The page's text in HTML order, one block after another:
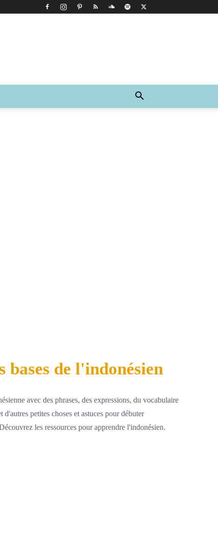
bases de l'indonésien
avec des phrases, des expressions, du vocabulaire
petites choses et astuces pour débuter
les ressources pour apprendre l'indonésien.